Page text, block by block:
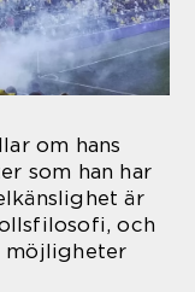
om hans
som han har
är
och
möjligheter